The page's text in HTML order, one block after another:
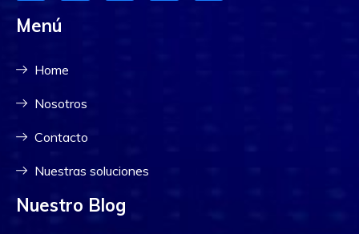
Menú
Home
Nosotros
Contacto
Nuestras soluciones
Nuestro Blog